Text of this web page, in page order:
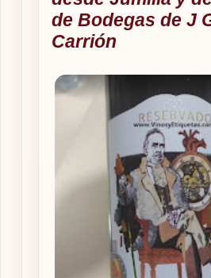
de Bodegas de J
Carrión